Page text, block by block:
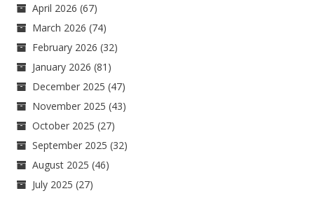
April 2026 (67)
March 2026 (74)
February 2026 (32)
January 2026 (81)
December 2025 (47)
November 2025 (43)
October 2025 (27)
September 2025 (32)
August 2025 (46)
July 2025 (27)